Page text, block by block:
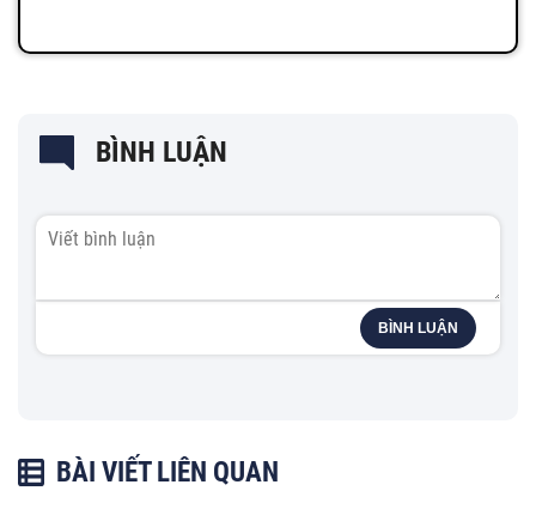
BÌNH LUẬN
BÌNH LUẬN
BÀI VIẾT LIÊN QUAN